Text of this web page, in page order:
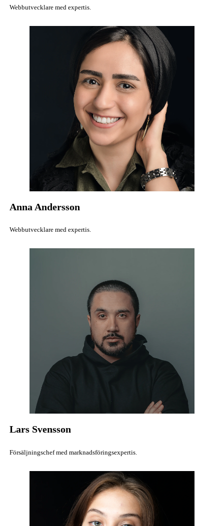
Webbutvecklare med expertis.
Anna Andersson
Webbutvecklare med expertis.
Lars Svensson
Försäljningschef med marknadsföringsexpertis.